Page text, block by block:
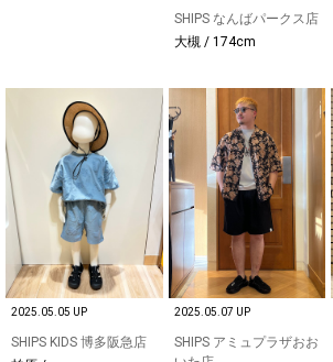
SHIPS なんばパークス店
大槻 / 174cm
2025.05.05 UP
SHIPS KIDS 博多阪急店
2025.05.07 UP
SHIPS アミュプラザおお